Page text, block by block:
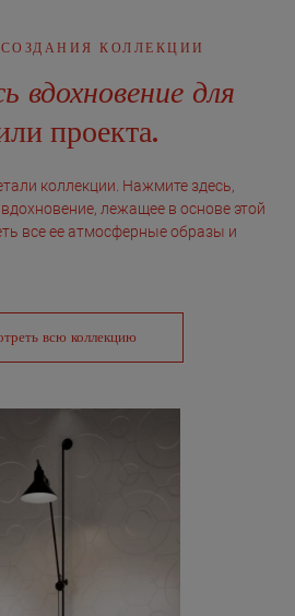
КОЛЛЕКЦИИ
вдохновение для
проекта.
коллекции. Нажмите здесь,
лежащее в основе этой
все ее атмосферные образы и
всю коллекцию